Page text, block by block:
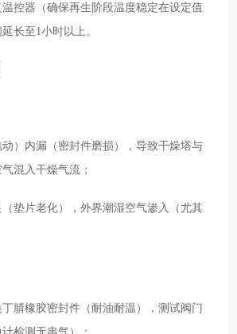
控器（确保再生阶段温度稳定在设定值
长至1小时以上。
）内漏（密封件磨损），导致干燥塔与
混入干燥气流；
垫片老化），外界潮湿空气渗入（尤其
腈橡胶密封件（耐油耐温），测试阀门
检测无串气）；